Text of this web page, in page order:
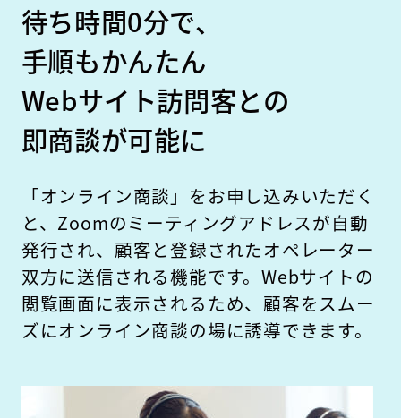
待ち時間0分で、
手順もかんたん
Webサイト訪問客との
即商談が可能に
「オンライン商談」をお申し込みいただく
と、Zoomのミーティングアドレスが自動
発行され、顧客と登録されたオペレーター
双方に送信される機能です。Webサイトの
閲覧画面に表示されるため、顧客をスムー
ズにオンライン商談の場に誘導できます。